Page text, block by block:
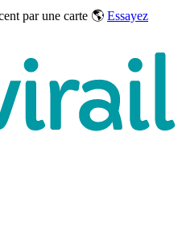
par une carte 🌎 Essayez